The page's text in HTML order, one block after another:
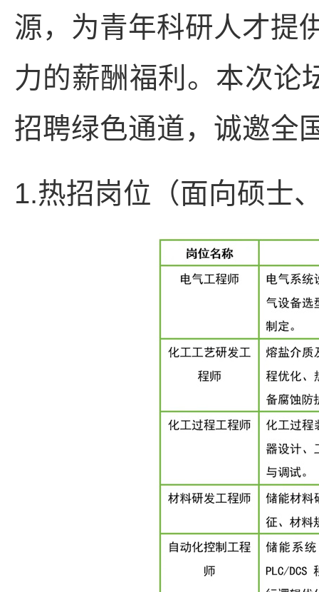
源，为青年科研人才提
力的薪酬福利。本次论
招聘绿色通道，诚邀全
1.热招岗位（面向硕士